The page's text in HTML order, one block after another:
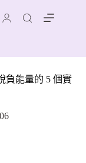
負能量的 5 個實